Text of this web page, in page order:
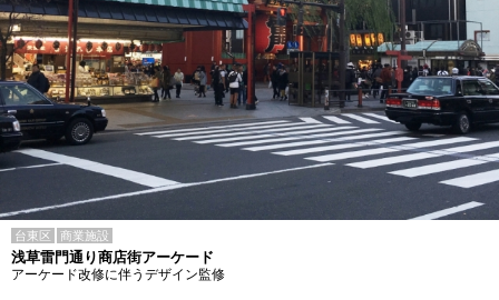
台東区 商業施設
浅草雷門通り商店街アーケード
アーケード改修に伴うデザイン監修